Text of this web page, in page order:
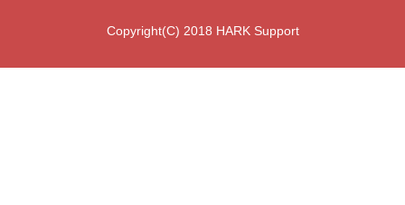
Copyright(C) 2018 HARK Support